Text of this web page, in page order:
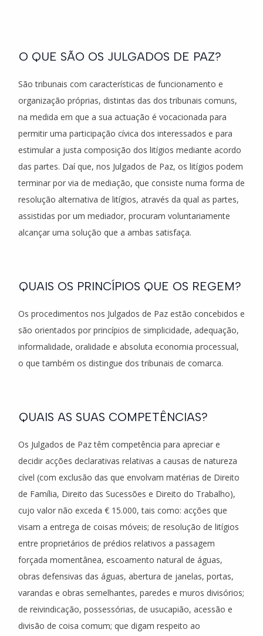
O QUE SÃO OS JULGADOS DE PAZ?
São tribunais com características de funcionamento e
organização próprias, distintas das dos tribunais comuns,
na medida em que a sua actuação é vocacionada para
permitir uma participação cívica dos interessados e para
estimular a justa composição dos litígios mediante acordo
das partes. Daí que, nos Julgados de Paz, os litígios podem
terminar por via de mediação, que consiste numa forma de
resolução alternativa de litígios, através da qual as partes,
assistidas por um mediador, procuram voluntariamente
alcançar uma solução que a ambas satisfaça.
QUAIS OS PRINCÍPIOS QUE OS REGEM?
Os procedimentos nos Julgados de Paz estão concebidos e
são orientados por princípios de simplicidade, adequação,
informalidade, oralidade e absoluta economia processual,
o que também os distingue dos tribunais de comarca.
QUAIS AS SUAS COMPETÊNCIAS?
Os Julgados de Paz têm competência para apreciar e
decidir acções declarativas relativas a causas de natureza
cível (com exclusão das que envolvam matérias de Direito
de Família, Direito das Sucessões e Direito do Trabalho),
cujo valor não exceda € 15.000, tais como: acções que
visam a entrega de coisas móveis; de resolução de litígios
entre proprietários de prédios relativos a passagem
forçada momentânea, escoamento natural de águas,
obras defensivas das águas, abertura de janelas, portas,
varandas e obras semelhantes, paredes e muros divisórios;
de reivindicação, possessórias, de usucapião, acessão e
divisão de coisa comum; que digam respeito ao